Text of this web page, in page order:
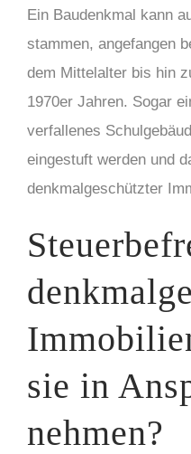
Ein Baudenkmal kann
stammen, angefangen
dem Mittelalter bis hin
1970er Jahren. Sogar
verfallenes
eingestuft werden und
denkmalgeschützter
sie in
nehmen?